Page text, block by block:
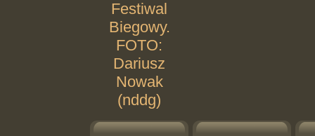
Festiwal
Biegowy.
FOTO:
Dariusz
Nowak
(nddg)